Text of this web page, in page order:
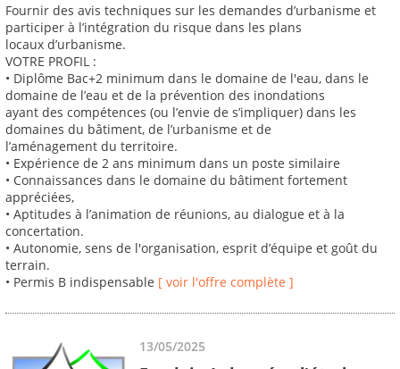
Fournir des avis techniques sur les demandes d’urbanisme et
participer à l’intégration du risque dans les plans
locaux d’urbanisme.
VOTRE PROFIL :
• Diplôme Bac+2 minimum dans le domaine de l'eau, dans le
domaine de l’eau et de la prévention des inondations
ayant des compétences (ou l’envie de s’impliquer) dans les
domaines du bâtiment, de l’urbanisme et de
l’aménagement du territoire.
• Expérience de 2 ans minimum dans un poste similaire
• Connaissances dans le domaine du bâtiment fortement
appréciées,
• Aptitudes à l’animation de réunions, au dialogue et à la
concertation.
• Autonomie, sens de l'organisation, esprit d’équipe et goût du
terrain.
• Permis B indispensable [ voir l'offre complète ]
13/05/2025